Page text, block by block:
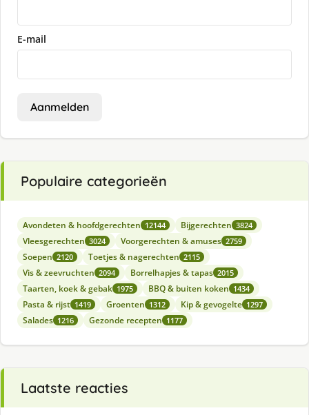
E-mail
Aanmelden
Populaire categorieën
Avondeten & hoofdgerechten 12144 Bijgerechten 3824
Vleesgerechten 3024 Voorgerechten & amuses 2759
Soepen 2120 Toetjes & nagerechten 2115
Vis & zeevruchten 2094 Borrelhapjes & tapas 2015
Taarten, koek & gebak 1975 BBQ & buiten koken 1434
Pasta & rijst 1419 Groenten 1312 Kip & gevogelte 1297
Salades 1216 Gezonde recepten 1177
Laatste reacties